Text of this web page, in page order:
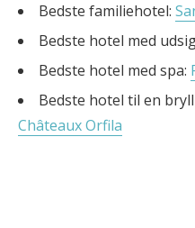
Bedste familiehotel:
Bedste hotel med
Bedste hotel med spa:
Bedste hotel til en
Châteaux Orfila